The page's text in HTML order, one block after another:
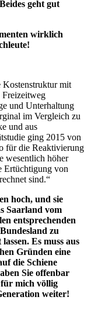
geht gut
wirklich
Kostenstruktur mit
Freizeitweg
und Unterhaltung
im Vergleich zu
und aus
ging 2015 von
für die Reaktivierung
wesentlich höher
Ertüchtigung von
sind.“
hoch, und sie
Saarland vom
entsprechenden
zu
Es muss aus
Gründen eine
die Schiene
Sie offenbar
mich völlig
weiter!